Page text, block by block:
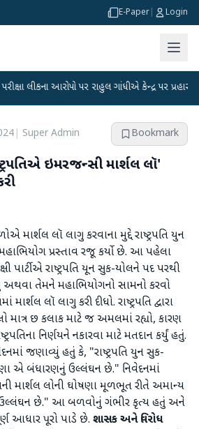
E-Paper Login
આરોપો પર રાહુલ ગાંધીએ કેન્દ્ર પર પ્રહાર કર્યા ●
| Super Admin Bookmark
ઇમરજન્સી માર્શલ લૉ'
માર્શલ લૉ લાગુ કરવાના મુદ્દે રાષ્ટ્રપતિ યુન
પ્રસ્તાવ રજૂ કર્યો છે. આ પહેલા
પાર્ટીએ રાષ્ટ્રપતિ યૂન સુક-યોલને પદ પરથી
તેમને મહાભિયોગનો સામનો કરવો
લૉ લાગુ કરી દીધો. રાષ્ટ્રપતિ દ્વારા
માત્ર છ કલાક માટે જ અમલમાં રહ્યો, કારણ
નિર્ણયને નકારવા માટે મતદાન કર્યું હતું.
જણાવ્યું હતું કે, "રાષ્ટ્રપતિ યુન સુક-
એ બંધારણનું ઉલ્લંઘન છે." નિવેદનમાં
માર્શલ લોની ઘોષણા મૂળભૂત રીતે અમાન્ય
છે." આ બળવોનું ગંભીર કૃત્ય હતું અને
આધાર પૂરો પાડે છે. શાસકઅને વિરોધ